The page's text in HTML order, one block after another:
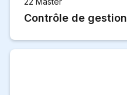
Contrôle de gestion